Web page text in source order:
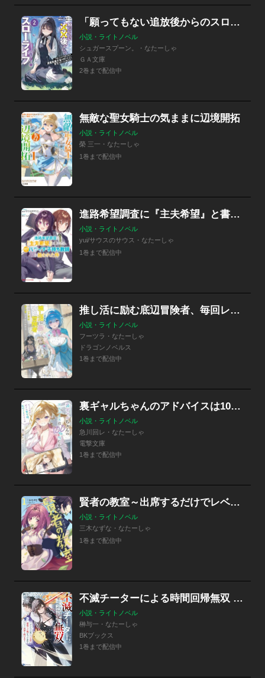
「願ってもない追放後からのスローライフ？」シリーズ
小説・ライトノベル
シュガースプーン。・なたーしゃ
ＧＡ文庫
2巻まで配信中
無敵な聖女騎士の気ままに辺境開拓
小説・ライトノベル
榮 三一・なたーしゃ
1巻まで配信中
進路希望調査に『主夫希望』と書いたら、担任のバツイチ子持ち教師に拾われた件
小説・ライトノベル
yui/サウスのサウス・なたーしゃ
1巻まで配信中
推し活に励む底辺冒険者、毎回レア素材を貢いで実力者をざわつかせる
小説・ライトノベル
フーツラ・なたーしゃ
ドラゴンノベルス
1巻まで配信中
裏ギャルちゃんのアドバイスは100%当たる
小説・ライトノベル
急川回レ・なたーしゃ
電撃文庫
1巻まで配信中
賢者の教室～出席するだけでレベルアップ
小説・ライトノベル
三木なずな・なたーしゃ
1巻まで配信中
不滅チーターによる時間回帰無双 ～ダンジョンに籠って1万年。最弱だった俺が失った家族とついでに世界も救います～
小説・ライトノベル
榊与一・なたーしゃ
BKブックス
1巻まで配信中